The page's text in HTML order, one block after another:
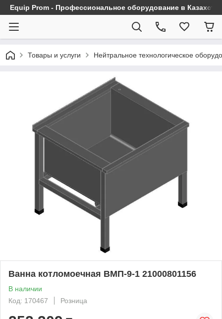
Equip Prom - Профессиональное оборудование в
Товары и услуги Нейтральное технологическое
Ванна котломоечная ВМП-9-1 21000801156
В наличии
Код: 170467
Розница